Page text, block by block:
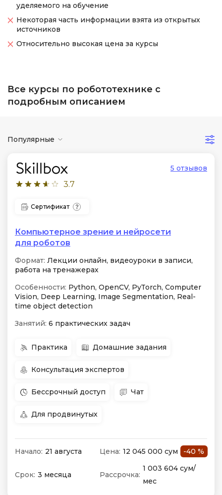
уделяемого на обучение
Некоторая часть информации взята из открытых
источников
Относительно высокая цена за курсы
Все курсы по робототехнике с
подробным описанием
Популярные
3.7
5 отзывов
Сертификат
Компьютерное зрение и нейросети
для роботов
Формат: Лекции онлайн, видеоуроки в записи,
работа на тренажерах
Особенности: Python, OpenCV, PyTorch, Computer
Vision, Deep Learning, Image Segmentation, Real-
time object detection
Занятий: 6 практических задач
Практика Домашние задания
Консультация экспертов
Бессрочный доступ Чат
Для продвинутых
Начало: 21 августа Цена: 12 045 000 сум -40 %
Срок: 3 месяца Рассрочка:
1 003 604 сум/
мес